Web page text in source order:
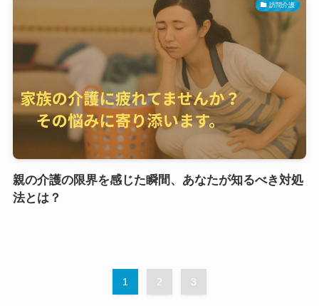
訪問介護
親の介護の限界を感じた瞬間、あなたが知るべき対処
法とは？
1 2 3